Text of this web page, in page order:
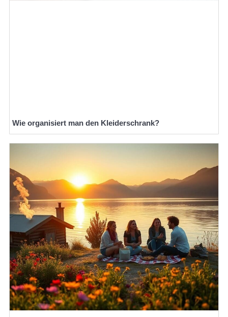
Wie organisiert man den Kleiderschrank?